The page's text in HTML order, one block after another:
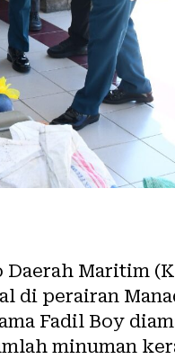
Daerah Maritim
di perairan
Fadil Boy
minuman